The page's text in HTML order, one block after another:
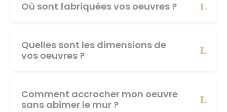
Où sont fabriquées vos oeuvres ?
Quelles sont les dimensions de
vos oeuvres ?
Comment accrocher mon oeuvre
sans abîmer le mur ?